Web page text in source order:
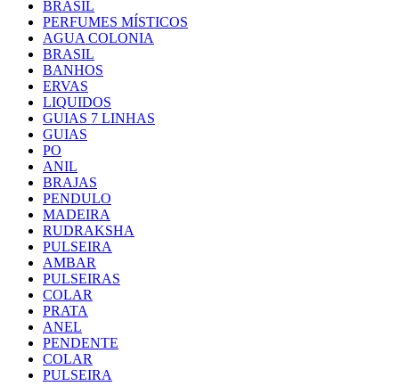
BRASIL
PERFUMES MÍSTICOS
AGUA COLONIA
BRASIL
BANHOS
ERVAS
LIQUIDOS
GUIAS 7 LINHAS
GUIAS
PO
ANIL
BRAJAS
PENDULO
MADEIRA
RUDRAKSHA
PULSEIRA
AMBAR
PULSEIRAS
COLAR
PRATA
ANEL
PENDENTE
COLAR
PULSEIRA